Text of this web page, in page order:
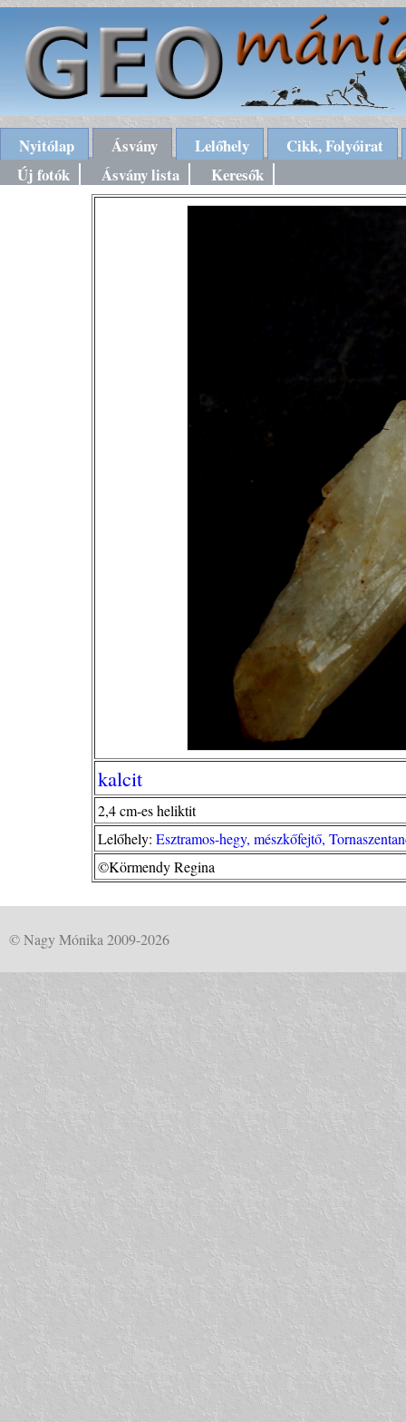
Nyitólap Ásvány Lelőhely
Cikk, Folyóirat
Új fotók
Ásvány lista Keresők
kalcit
2,4 cm-es heliktit
Lelőhely: Esztramos-hegy, mészkőfejtő,
©Körmendy Regina
© Nagy Mónika 2009-2026